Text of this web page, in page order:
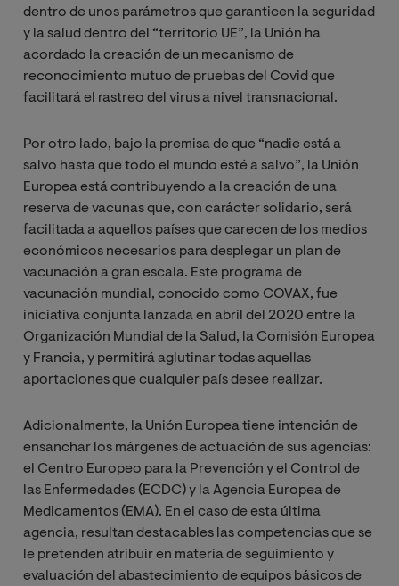
dentro de unos parámetros que garanticen la seguridad
y la salud dentro del “territorio UE”, la Unión ha
acordado la creación de un mecanismo de
reconocimiento mutuo de pruebas del Covid que
facilitará el rastreo del virus a nivel transnacional.
Por otro lado, bajo la premisa de que “nadie está a
salvo hasta que todo el mundo esté a salvo”, la Unión
Europea está contribuyendo a la creación de una
reserva de vacunas que, con carácter solidario, será
facilitada a aquellos países que carecen de los medios
económicos necesarios para desplegar un plan de
vacunación a gran escala. Este programa de
vacunación mundial, conocido como COVAX, fue
iniciativa conjunta lanzada en abril del 2020 entre la
Organización Mundial de la Salud, la Comisión Europea
y Francia, y permitirá aglutinar todas aquellas
aportaciones que cualquier país desee realizar.
Adicionalmente, la Unión Europea tiene intención de
ensanchar los márgenes de actuación de sus agencias:
el Centro Europeo para la Prevención y el Control de
las Enfermedades (ECDC) y la Agencia Europea de
Medicamentos (EMA). En el caso de esta última
agencia, resultan destacables las competencias que se
le pretenden atribuir en materia de seguimiento y
evaluación del abastecimiento de equipos básicos de